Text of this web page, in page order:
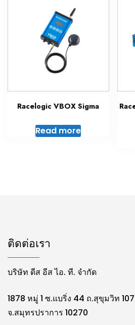
Racelogic VBOX Sigma
Read more
ติดต่อเรา
บริษัท ดีส อีส ไอ. ที. จำกัด
1878 หมู่ 1 ซ.แบริ่ง 44 ถ.สุขุมวิท
จ.สมุทรปราการ 10270